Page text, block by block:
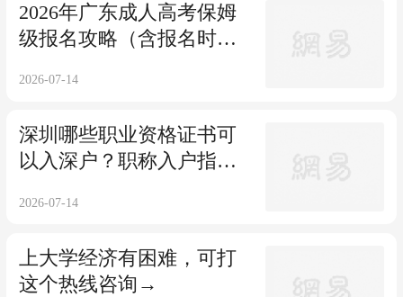
2026年广东成人高考保姆
级报名攻略（含报名时
校专业大全）
2026-07-14
深圳哪些职业资格证书可
以入深户？职称入户指南
2026-07-14
上大学经济有困难，可打
这个热线咨询→